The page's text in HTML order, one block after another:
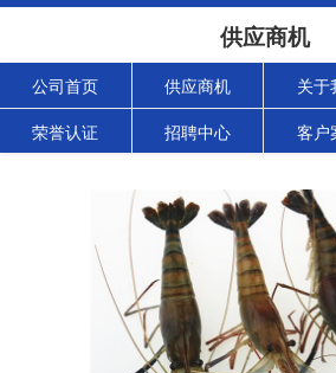
供应商机
公司首页 供应商机 关于
荣誉认证 招聘中心 客户